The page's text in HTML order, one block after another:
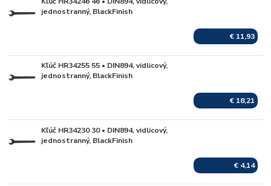
jednostranný, BlackFinish
€ 11,93
Kľúč HR34255 55 • DIN894, vidlicový,
jednostranný, BlackFinish
€ 18,21
Kľúč HR34230 30 • DIN894, vidlicový,
jednostranný, BlackFinish
€ 4,14